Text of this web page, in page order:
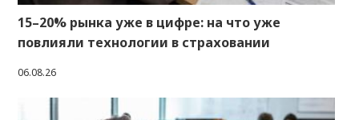
15–20% рынка уже в цифре: на что уже
повлияли технологии в страховании
06.08.26